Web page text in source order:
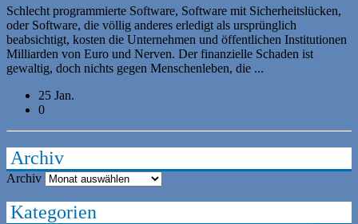
Schlecht programmierte Software, Software mit Sicherheitslücken,
oder Software, die völlig anderes erledigt als ursprünglich
beabsichtigt, kosten die Unternehmen und öffentlichen Institutionen
Milliarden von Euro und Nerven. Der finanzielle Schaden ist
gewaltig, doch nichts gegen Menschenleben, die ...
25 Jan.
0
Archiv
Archiv
Kategorien